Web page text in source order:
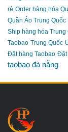
rẻ Order hàng hóa
Quần Áo Trung Quốc
Ship hàng hóa Trung
Taobao Trung Quốc
Đặt hàng Taobao Đặt
taobao đà nẵng